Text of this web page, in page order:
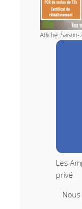
Affiche_Saison-
Les
privé